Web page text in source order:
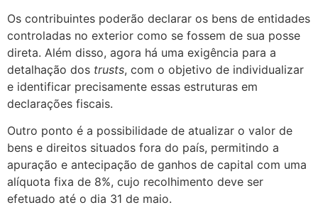
Os contribuintes poderão declarar os bens de entidades
controladas no exterior como se fossem de sua posse
direta. Além disso, agora há uma exigência para a
detalhação dos trusts, com o objetivo de individualizar
e identificar precisamente essas estruturas em
declarações fiscais.
Outro ponto é a possibilidade de atualizar o valor de
bens e direitos situados fora do país, permitindo a
apuração e antecipação de ganhos de capital com uma
alíquota fixa de 8%, cujo recolhimento deve ser
efetuado até o dia 31 de maio.